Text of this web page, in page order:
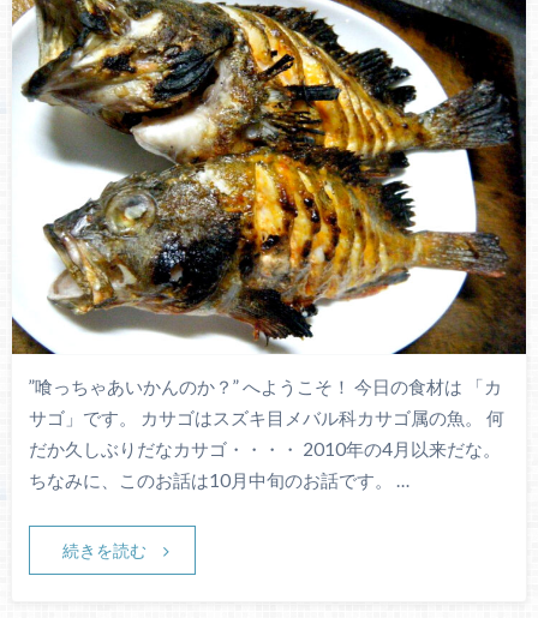
”喰っちゃあいかんのか？” へようこそ！ 今日の食材は 「カ
サゴ」です。 カサゴはスズキ目メバル科カサゴ属の魚。 何
だか久しぶりだなカサゴ・・・・ 2010年の4月以来だな。
ちなみに、このお話は10月中旬のお話です。 …
続きを読む